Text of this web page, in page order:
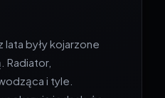
były kojarzone
i tyle.